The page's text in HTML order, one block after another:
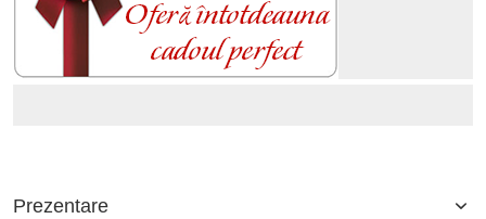
Prezentare